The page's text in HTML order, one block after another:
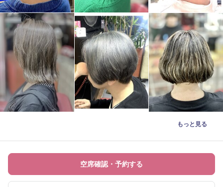
もっと見る
空席確認・予約する